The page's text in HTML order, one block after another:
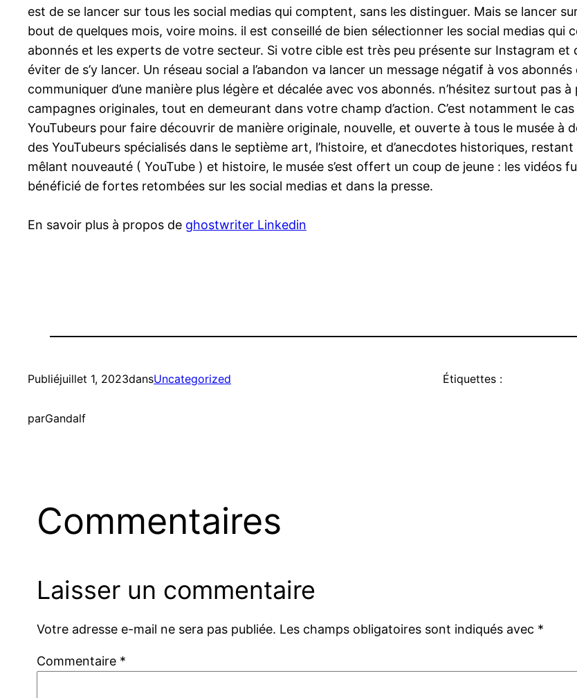
est de se lancer sur tous les social medias qui comptent, sans les distinguer. Mais se lancer
bout de quelques mois, voire moins. il est conseillé de bien sélectionner les social medias
abonnés et les experts de votre secteur. Si votre cible est très peu présente sur Instagram et
éviter de s’y lancer. Un réseau social a l’abandon va lancer un message négatif à vos
communiquer d’une manière plus légère et décalée avec vos abonnés. n’hésitez surtout pas
campagnes originales, tout en demeurant dans votre champ d’action. C’est notamment le
YouTubeurs pour faire découvrir de manière originale, nouvelle, et ouverte à tous le musée à
des YouTubeurs spécialisés dans le septième art, l’histoire, et d’anecdotes historiques,
mêlant nouveauté ( YouTube ) et histoire, le musée s’est offert un coup de jeune : les vidéos
bénéficié de fortes retombées sur les social medias et dans la presse.
En savoir plus à propos de ghostwriter Linkedin
Publiéjuillet 1, 2023dansUncategorized
parGandalf
Étiquettes :
Commentaires
Laisser un commentaire
Votre adresse e-mail ne sera pas publiée. Les champs obligatoires sont indiqués avec *
Commentaire *